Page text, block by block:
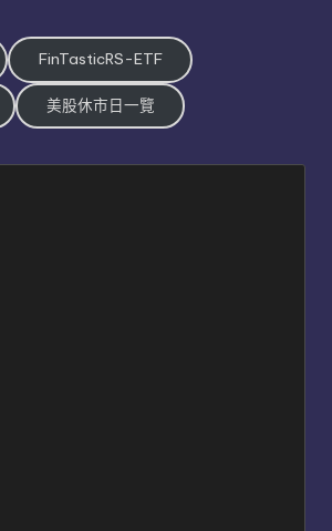
FinTasticRS-ETF
美股休市日一覽